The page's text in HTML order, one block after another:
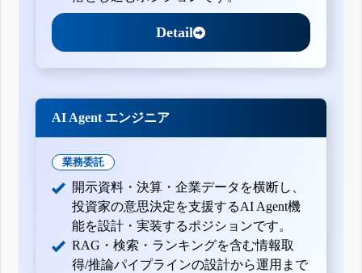
四半期報告書-第137期第1四半期(平成27年4月1日-平成27年6
月30日)
有価証券報告書-第136期(平成26年4月1日-平成27年3月31日)
四半期報告書-第136期第3四半期(平成26年10月1日-平成26年
四半期報告書-第136期第1四半期(平成26年4月1日-平成26年6
月30日)
有価証券報告書-第135期(平成25年4月1日-平成26年3月31日)
四半期報告書-第135期第3四半期(平成25年10月1日-平成25年
12月31日)
四半期報告書-第135期第2四半期(平成25年7月1日-平成25年9
月30日)
四半期報告書-第135期第1四半期(平成25年4月1日-平成25年6
有価証券報告書-第134期(平成24年4月1日-平成25年3月31日)
四半期報告書-第134期第3四半期(平成24年10月1日-平成24年
12月31日)
Detail
AI Agent エンジニア
業務委託
開示資料・決算・企業データを横断し、
投資家の意思決定を支援するAI Agent機
能を設計・実装するポジションです。
RAG・検索・ランキングを含む情報取
得/推論パイプラインの設計から運用まで